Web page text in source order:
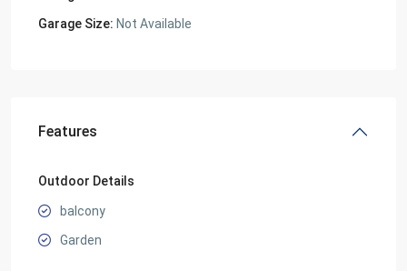
Garage Size: Not Available
Features
Outdoor Details
balcony
Garden